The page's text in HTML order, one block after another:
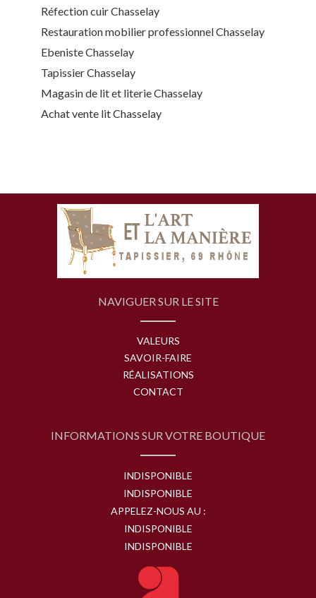
Réfection cuir Chasselay
Restauration mobilier professionnel Chasselay
Ebeniste Chasselay
Tapissier Chasselay
Magasin de lit et literie Chasselay
Achat vente lit Chasselay
NAVIGUER SUR LE SITE
VALEURS
SAVOIR-FAIRE
RÉALISATIONS
CONTACT
INFORMATIONS SUR VOTRE BOUTIQUE
INDISPONIBLE
INDISPONIBLE
APPELEZ-NOUS AU :
INDISPONIBLE
INDISPONIBLE